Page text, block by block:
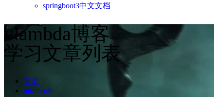
springboot3中文文档
vlambda博客
学习文章列表
首页
microsoft